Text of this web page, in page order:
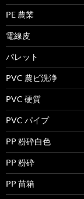
PE 農業
電線皮
パレット
PVC 農ビ洗浄
PVC 硬質
PVC パイプ
PP 粉砕白色
PP 粉砕
PP 苗箱